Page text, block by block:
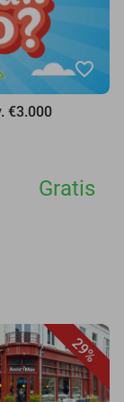
favorite_border
€3.000
Gratis
29%